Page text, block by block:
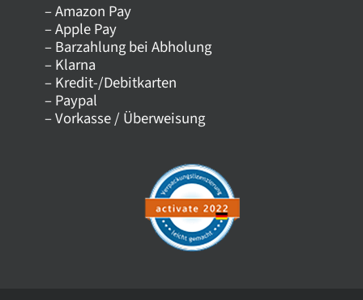
Kontakt
Versandkosten
Datenschutz
– Amazon Pay
– Apple Pay
– Barzahlung bei Abholung
– Klarna
– Kredit-/Debitkarten
– Paypal
– Vorkasse / Überweisung